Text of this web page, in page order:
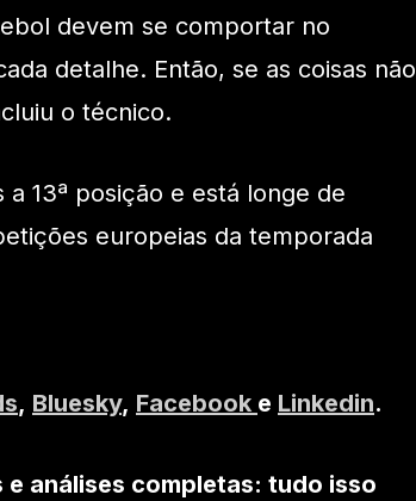
devem se comportar no
detalhe. Então, se as coisas não
o técnico.
13ª posição e está longe de
europeias da temporada
, Bluesky, Facebook e Linkedin.
análises completas: tudo isso